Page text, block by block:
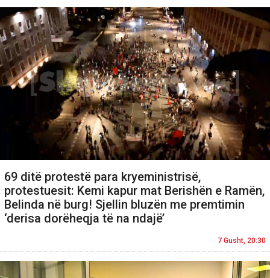
69 ditë protestë para kryeministrisë,
protestuesit: Kemi kapur mat Berishën e Ramën,
Belinda në burg! Sjellin bluzën me premtimin
‘derisa dorëheqja të na ndajë’
7 Gusht, 20:30